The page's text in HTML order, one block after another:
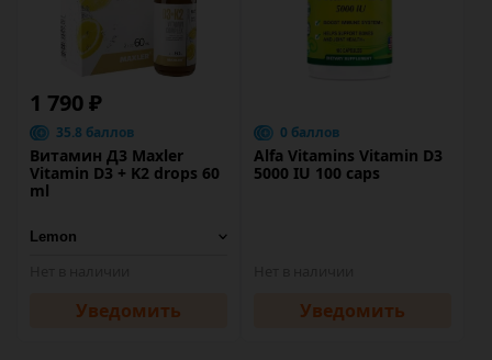
1 790 ₽
35.8 баллов
Витамин Д3 Maxler
Vitamin D3 + K2 drops 60
ml
Уведомить
0 баллов
Alfa Vitamins Vitamin D3
5000 IU 100 caps
Уведомить